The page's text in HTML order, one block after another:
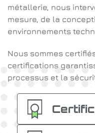
métallerie, nous
mesure, de la
environnements
Nous sommes certifiés
certifications
processus et la